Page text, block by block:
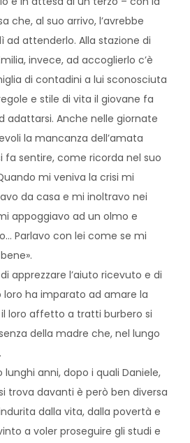
che, al suo arrivo, l’avrebbe
ad attenderlo. Alla stazione di
invece, ad accoglierlo c’è
di contadini a lui sconosciuta
e stile di vita il giovane fa
adattarsi. Anche nelle giornate
la mancanza dell’amata
fa sentire, come ricorda nel suo
mi veniva la crisi mi
da casa e mi inoltravo nei
appoggiavo ad un olmo e
Parlavo con lei come se mi
apprezzare l’aiuto ricevuto e di
ha imparato ad amare la
loro affetto a tratti burbero si
della madre che, nel lungo
anni, dopo i quali Daniele,
trova davanti è però ben diversa
dalla vita, dalla povertà e
a voler proseguire gli studi e